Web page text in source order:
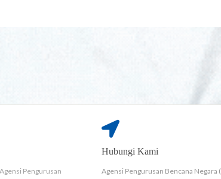
Pengurusan
Hubungi Kami
Agensi Pengurusan Bencana Negara (